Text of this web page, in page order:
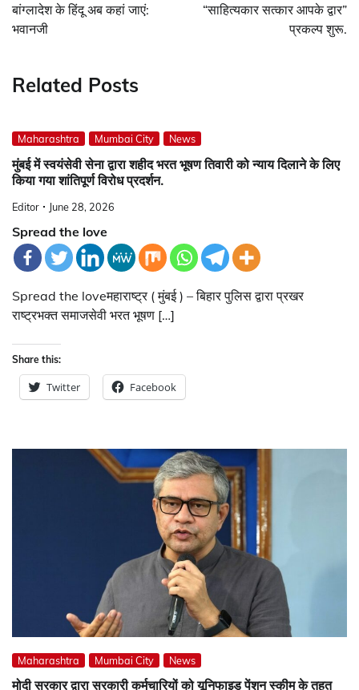
बांग्लादेश के हिंदू अब कहां जाएं:
भवानजी
“साहित्यकार सत्कार आपके द्वार”
प्रकल्प शुरू.
Related Posts
Maharashtra Mumbai City News
मुंबई में स्वयंसेवी सेना द्वारा शहीद भरत भूषण तिवारी को न्याय दिलाने के लिए
किया गया शांतिपूर्ण विरोध प्रदर्शन.
Editor June 28, 2026
Spread the love
Spread the loveमहाराष्ट्र ( मुंबई ) – बिहार पुलिस द्वारा प्रखर
राष्ट्रभक्त समाजसेवी भरत भूषण […]
Share this:
Twitter Facebook
Maharashtra Mumbai City News
मोदी सरकार द्वारा सरकारी कर्मचारियों को यूनिफाइड पेंशन स्कीम के तहत